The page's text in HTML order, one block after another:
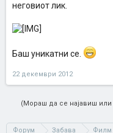
неговиот лик.
Баш уникатни се.
22 декември 2012
(Мораш да се најавиш или
Форум Забава Филм